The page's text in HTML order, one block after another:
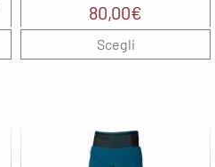
80,00€
Scegli